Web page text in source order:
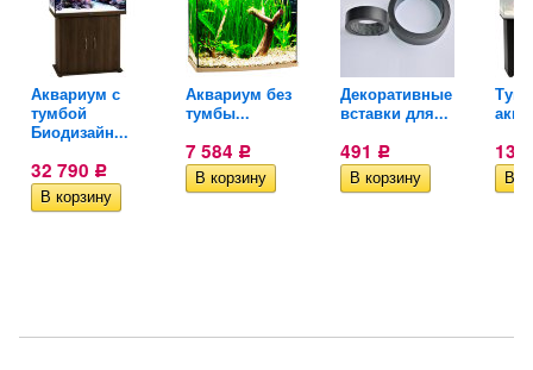
Аквариум с
тумбой
Биодизайн...
32 790 Р
Аквариум без
тумбы...
7 584 Р
Декоративные
вставки для...
491 Р 13